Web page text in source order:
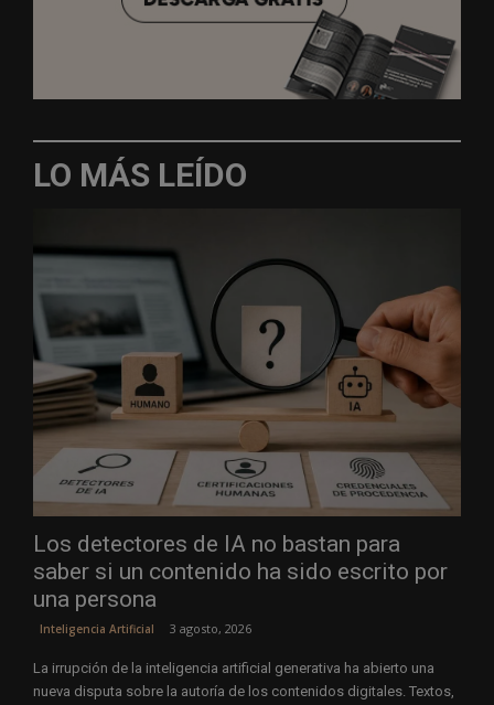
LO MÁS LEÍDO
Los detectores de IA no bastan para
saber si un contenido ha sido escrito por
una persona
Inteligencia Artificial 3 agosto, 2026
La irrupción de la inteligencia artificial generativa ha abierto una
nueva disputa sobre la autoría de los contenidos digitales. Textos,